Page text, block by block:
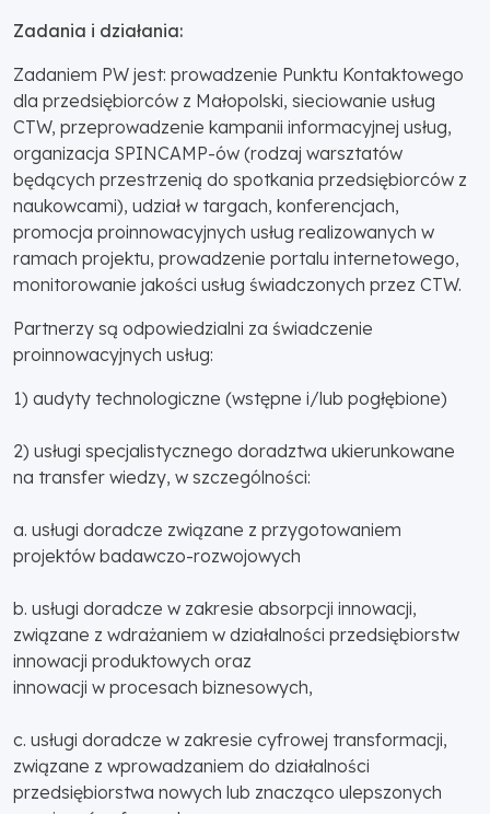
Zadania i działania:
Zadaniem PW jest: prowadzenie Punktu Kontaktowego
dla przedsiębiorców z Małopolski, sieciowanie usług
CTW, przeprowadzenie kampanii informacyjnej usług,
organizacja SPINCAMP-ów (rodzaj warsztatów
będących przestrzenią do spotkania przedsiębiorców z
naukowcami), udział w targach, konferencjach,
promocja proinnowacyjnych usług realizowanych w
ramach projektu, prowadzenie portalu internetowego,
monitorowanie jakości usług świadczonych przez CTW.
Partnerzy są odpowiedzialni za świadczenie
proinnowacyjnych usług:
1) audyty technologiczne (wstępne i/lub pogłębione)
2) usługi specjalistycznego doradztwa ukierunkowane
na transfer wiedzy, w szczególności:
a. usługi doradcze związane z przygotowaniem
projektów badawczo-rozwojowych
b. usługi doradcze w zakresie absorpcji innowacji,
związane z wdrażaniem w działalności przedsiębiorstw
innowacji produktowych oraz
innowacji w procesach biznesowych,
c. usługi doradcze w zakresie cyfrowej transformacji,
związane z wprowadzaniem do działalności
przedsiębiorstwa nowych lub znacząco ulepszonych